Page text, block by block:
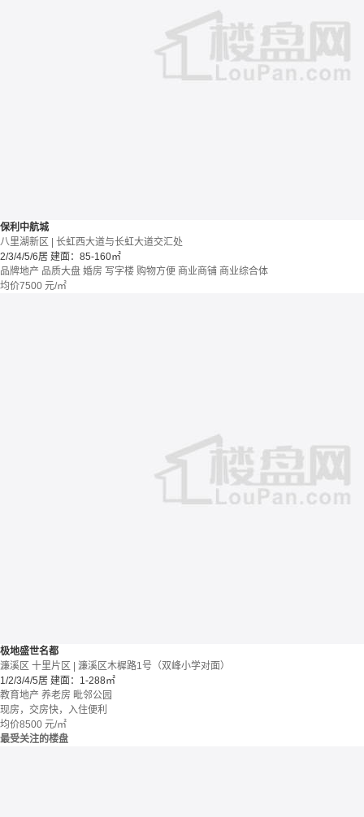
保利中航城
八里湖新区 | 长虹西大道与长虹大道交汇处
2/3/4/5/6居 建面：85-160㎡
品牌地产 品质大盘 婚房 写字楼 购物方便 商业商铺 商业综合体
均价7500 元/㎡
极地盛世名都
濂溪区 十里片区 | 濂溪区木樨路1号（双峰小学对面）
1/2/3/4/5居 建面：1-288㎡
教育地产 养老房 毗邻公园
现房，交房快，入住便利
均价8500 元/㎡
最受关注的楼盘